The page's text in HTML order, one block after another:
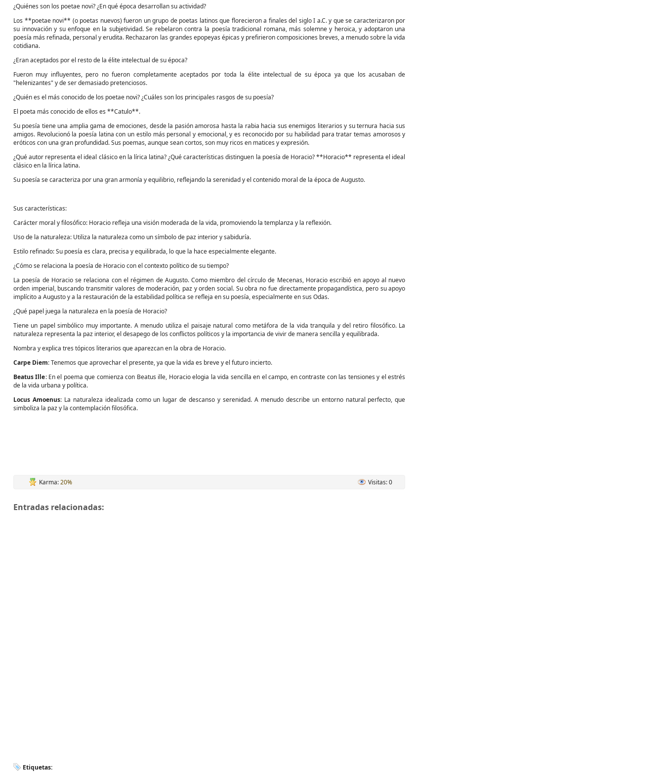
¿Quiénes son los poetae novi? ¿En qué época desarrollan su actividad?
Los **poetae novi** (o poetas nuevos) fueron un grupo de poetas latinos que florecieron a finales del siglo I a.C. y que se caracterizaron por
su innovación y su enfoque en la subjetividad. Se rebelaron contra la poesía tradicional romana, más solemne y heroica, y adoptaron una
poesía más refinada, personal y erudita. Rechazaron las grandes epopeyas épicas y prefirieron composiciones breves, a menudo sobre la vida
cotidiana.
¿Eran aceptados por el resto de la élite intelectual de su época?
Fueron muy influyentes, pero no fueron completamente aceptados por toda la élite intelectual de su época ya que los acusaban de
"helenizantes" y de ser demasiado pretenciosos.
¿Quién es el más conocido de los poetae novi? ¿Cuáles son los principales rasgos de su poesía?
El poeta más conocido de ellos es **Catulo**.
Su poesía tiene una amplia gama de emociones, desde la pasión amorosa hasta la rabia hacia sus enemigos literarios y su ternura hacia sus
amigos. Revolucionó la poesía latina con un estilo más personal y emocional, y es reconocido por su habilidad para tratar temas amorosos y
eróticos con una gran profundidad. Sus poemas, aunque sean cortos, son muy ricos en matices y expresión.
¿Qué autor representa el ideal clásico en la lírica latina? ¿Qué características distinguen la poesía de Horacio? **Horacio** representa el ideal
clásico en la lírica latina.
Su poesía se caracteriza por una gran armonía y equilibrio, reflejando la serenidad y el contenido moral de la época de Augusto.
Sus características:
Carácter moral y filosófico: Horacio refleja una visión moderada de la vida, promoviendo la templanza y la reflexión.
Uso de la naturaleza: Utiliza la naturaleza como un símbolo de paz interior y sabiduría.
Estilo refinado: Su poesía es clara, precisa y equilibrada, lo que la hace especialmente elegante.
¿Cómo se relaciona la poesía de Horacio con el contexto político de su tiempo?
La poesía de Horacio se relaciona con el régimen de Augusto. Como miembro del círculo de Mecenas, Horacio escribió en apoyo al nuevo
orden imperial, buscando transmitir valores de moderación, paz y orden social. Su obra no fue directamente propagandística, pero su apoyo
implícito a Augusto y a la restauración de la estabilidad política se refleja en su poesía, especialmente en sus Odas.
¿Qué papel juega la naturaleza en la poesía de Horacio?
Tiene un papel simbólico muy importante. A menudo utiliza el paisaje natural como metáfora de la vida tranquila y del retiro filosófico. La
naturaleza representa la paz interior, el desapego de los conflictos políticos y la importancia de vivir de manera sencilla y equilibrada.
Nombra y explica tres tópicos literarios que aparezcan en la obra de Horacio.
Carpe Diem: Tenemos que aprovechar el presente, ya que la vida es breve y el futuro incierto.
Beatus Ille: En el poema que comienza con Beatus ille, Horacio elogia la vida sencilla en el campo, en contraste con las tensiones y el estrés
de la vida urbana y política.
Locus Amoenus: La naturaleza idealizada como un lugar de descanso y serenidad. A menudo describe un entorno natural perfecto, que
simboliza la paz y la contemplación filosófica.
Karma:20% Visitas: 0
Entradas relacionadas:
Etiquetas: